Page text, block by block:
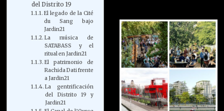
del Distrito 19
El legado de la Cité
du Sang bajo
Jardin21
La música de
SATABASS y el
ritual en Jardin21
El patrimonio de
Rachida Dati frente
a Jardin21
La gentrificación
del Distrito 19 y
Jardin21